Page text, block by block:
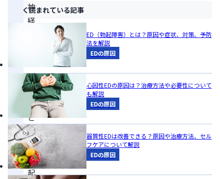
神
経
が
原
因
と
な
っ
て
起
よく読まれている記事
ED（勃起障害）とは？原因や症状、対策、予防
法を解説
EDの原因
心因性EDの原因は？治療方法や必要性について
も解説
EDの原因
器質性EDは改善できる？原因や治療方法、セル
フケアについて解説
EDの原因